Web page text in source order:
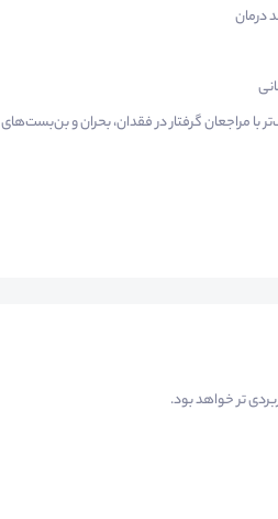
درمان
مراجعان گرفتار در فقدان، بحران و بن‌بست‌های
تر خواهد بود.